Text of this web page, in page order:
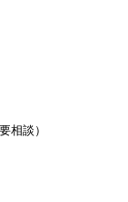
相談）